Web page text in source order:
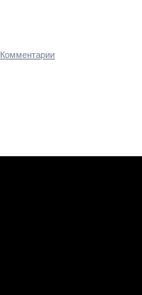
Комментарии